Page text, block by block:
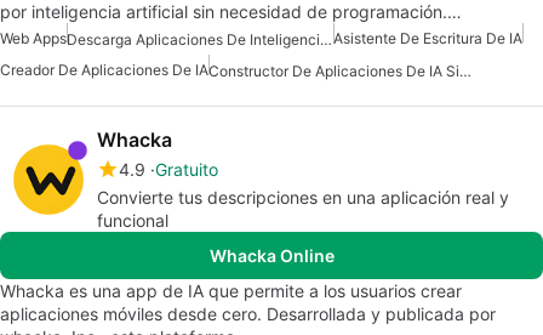
por inteligencia artificial sin necesidad de programación.…
Web Apps Descarga Aplicaciones De Inteligencia Artificial (IA)Asistente De Escritura De IA
Creador De Aplicaciones De IA
Constructor De Aplicaciones De IA Sin Código
Whacka
4.9 Gratuito
Convierte tus descripciones en una aplicación real y
funcional
Whacka Online
Whacka es una app de IA que permite a los usuarios crear
aplicaciones móviles desde cero. Desarrollada y publicada por